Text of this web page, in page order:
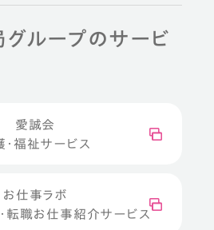
グループのサービ
愛誠会
・福祉サービス
お仕事ラボ
転職お仕事紹介サービス